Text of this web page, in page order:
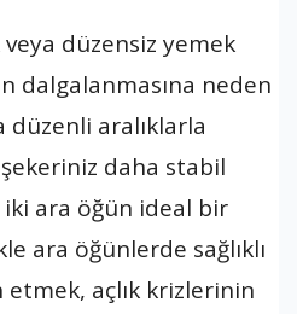
düzensiz yemek
dalgalanmasına neden
aralıklarla
daha stabil
iki ara öğün ideal bir
ara öğünlerde sağlıklı
etmek, açlık krizlerinin